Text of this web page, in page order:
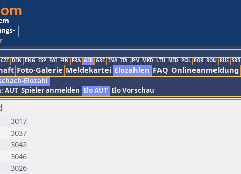
CZE DEN ENG ESP FAI FIN FRA GER GRE INA ITA JPN MKD LTU NED POL POR ROU RUS SRB
Foto-Galerie Meldekartei Elozahlen FAQ Onlineanmeldung
Elozahl
AUT Spieler anmelden Elo AUT Elo Vorschau
3017
3037
3042
3046
3026